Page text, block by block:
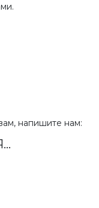
напишите нам: